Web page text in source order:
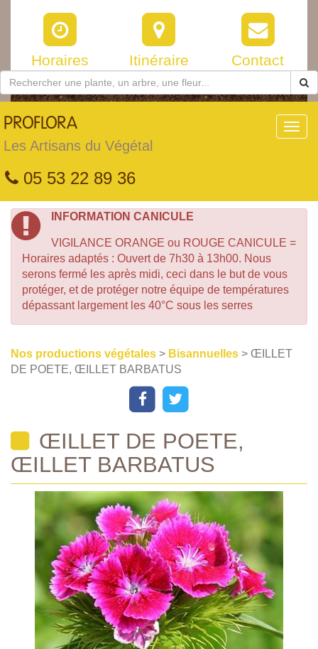
Horaires Itinéraire Contact
PROFLORA
Les Artisans du Végétal
05 53 22 89 36
INFORMATION CANICULE
VIGILANCE ORANGE ou ROUGE CANICULE =
Horaires adaptés : Ouvert de 7h30 à 13h00. Nous
serons fermé les après midi, ceci dans le but de vous
protéger, et de protéger notre équipe de températures
dépassant largement les 40°C sous les serres
Nos productions végétales > Bisannuelles > ŒILLET
DE POETE, ŒILLET BARBATUS
ŒILLET DE POETE,
ŒILLET BARBATUS